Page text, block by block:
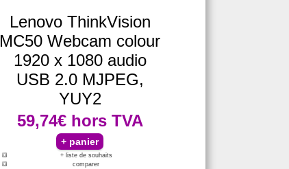
Lenovo ThinkVision
MC50 Webcam colour
1920 x 1080 audio
USB 2.0 MJPEG,
YUY2
59,74€ hors TVA
+ liste de souhaits
comparer